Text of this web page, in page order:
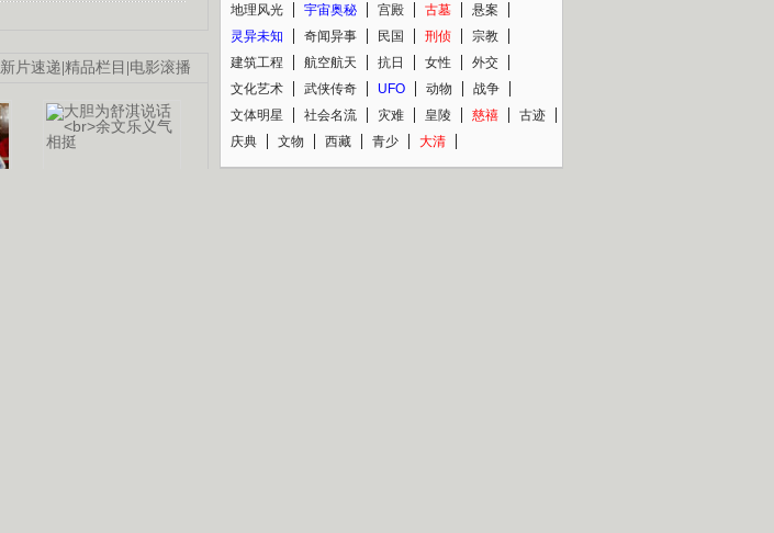
新片速递|精品栏目 |电影滚播
地理风光
宇宙奥秘 宫殿 古墓
悬案
灵异未知
奇闻异事 民国 刑侦
宗教
建筑工程
航空航天 抗日 女性
外交
文化艺术
武侠传奇 UFO 动物
战争
文体明星
社会名流 灾难 皇陵 慈禧
古迹
庆典
文物 西藏 青少 大清